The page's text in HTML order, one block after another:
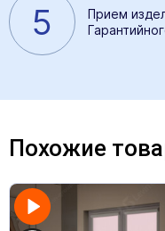
5
Прием
Похожие